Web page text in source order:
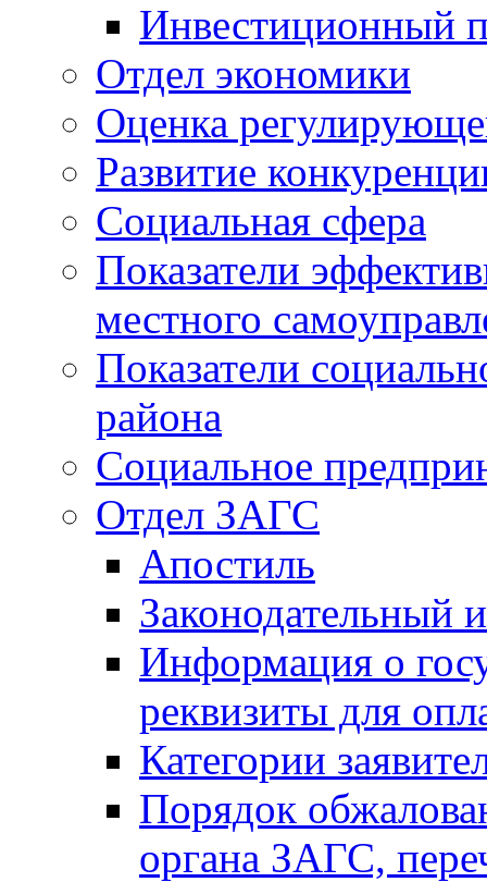
Инвестиционный
Отдел экономики
Оценка
Развитие
Социальная сфера
Показатели
местного
Показатели
района
Социальное
Отдел ЗАГС
Апостиль
Законодательный
Информация о
реквизиты для
Категории
Порядок
органа ЗАГС,